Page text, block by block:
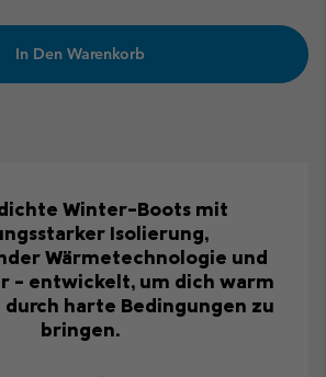
In Den Warenkorb
Winter-Boots mit
Isolierung,
Wärmetechnologie und
– entwickelt, um dich warm
harte Bedingungen zu
bringen.